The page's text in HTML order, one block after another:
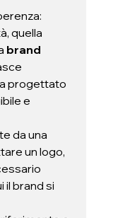
quella
brand
progettato
e
da una
un logo,
brand si